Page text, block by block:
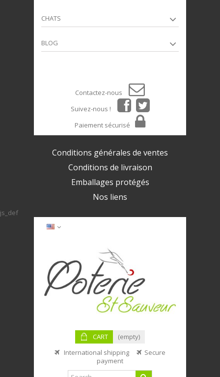
CHATS
BLOG
Contactez-nous
Suivez-nous !
Paiement sécurisé
Conditions générales de ventes
Conditions de livraison
Emballages protégés
Nos liens
js_def
CART
(empty)
International shipping
Secure
payment